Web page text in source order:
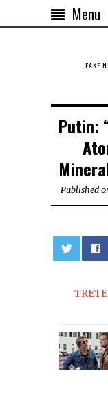
Menu
FAKE
Putin:
Published